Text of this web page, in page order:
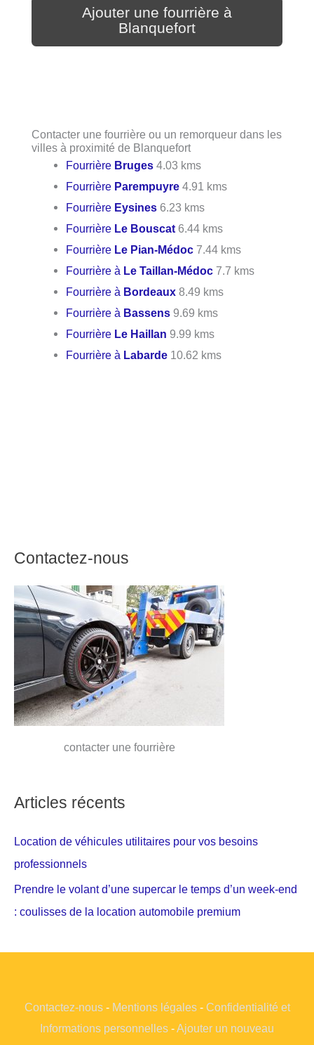
Ajouter une fourrière à
Blanquefort
Contacter une fourrière ou un remorqueur dans les
villes à proximité de Blanquefort
Fourrière Bruges 4.03 kms
Fourrière Parempuyre 4.91 kms
Fourrière Eysines 6.23 kms
Fourrière Le Bouscat 6.44 kms
Fourrière Le Pian-Médoc 7.44 kms
Fourrière à Le Taillan-Médoc 7.7 kms
Fourrière à Bordeaux 8.49 kms
Fourrière à Bassens 9.69 kms
Fourrière Le Haillan 9.99 kms
Fourrière à Labarde 10.62 kms
Contactez-nous
contacter une fourrière
Articles récents
Location de véhicules utilitaires pour vos besoins
professionnels
Prendre le volant d’une supercar le temps d’un week-end
: coulisses de la location automobile premium
Contactez-nous- Mentions légales- Confidentialité et
Informations personnelles -Ajouter un nouveau